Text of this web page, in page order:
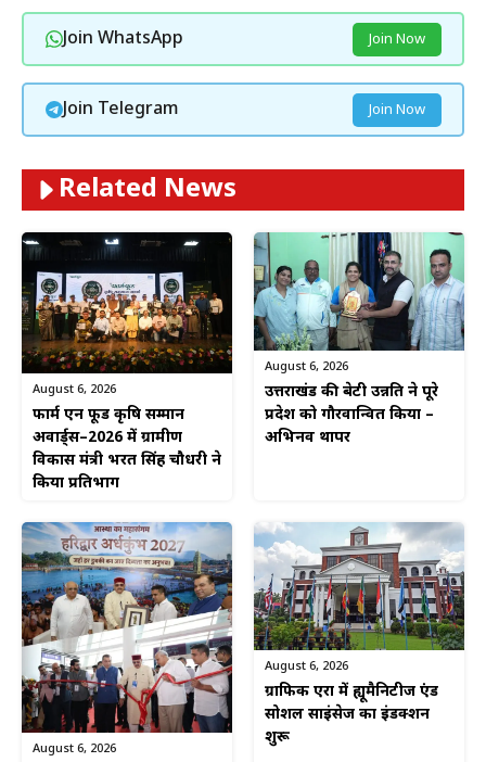
Join WhatsApp Join Now
Join Telegram Join Now
Related News
August 6, 2026
फार्म एन फूड कृषि सम्मान
अवार्ड्स–2026 में ग्रामीण
विकास मंत्री भरत सिंह चौधरी ने
किया प्रतिभाग
August 6, 2026
उत्तराखंड की बेटी उन्नति ने पूरे
प्रदेश को गौरवान्वित किया –
अभिनव थापर
August 6, 2026
August 6, 2026
ग्राफिक एरा में ह्यूमैनिटीज एंड
सोशल साइंसेज का इंडक्शन
शुरू